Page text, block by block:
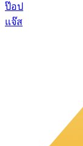
ป๊อป
แจ๊ส